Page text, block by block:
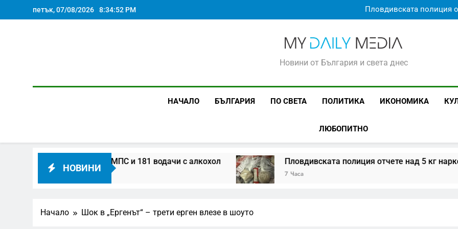
to
петък, 07/08/2026 8:34:53 PM
Пловдивската полиция
Мерц свика съвета за
Пътна полиция за седмица:
Пловдивската полиция
Мерц свика съвета за
Гранична полиция откри 8
MyDailyMedia
Новини от България и света днес
НАЧАЛО БЪЛГАРИЯ ПО СВЕТА ПОЛИТИКА ИКОНОМИКА
ЛЮБОПИТНО
НОВИНИ
000 проверени МПС и 181 водачи с алкохол Пловдивската полиция отчете над 5 кг наркотици
7 Часа
Начало Шок в „Ергенът“ – трети ерген влезе в шоуто